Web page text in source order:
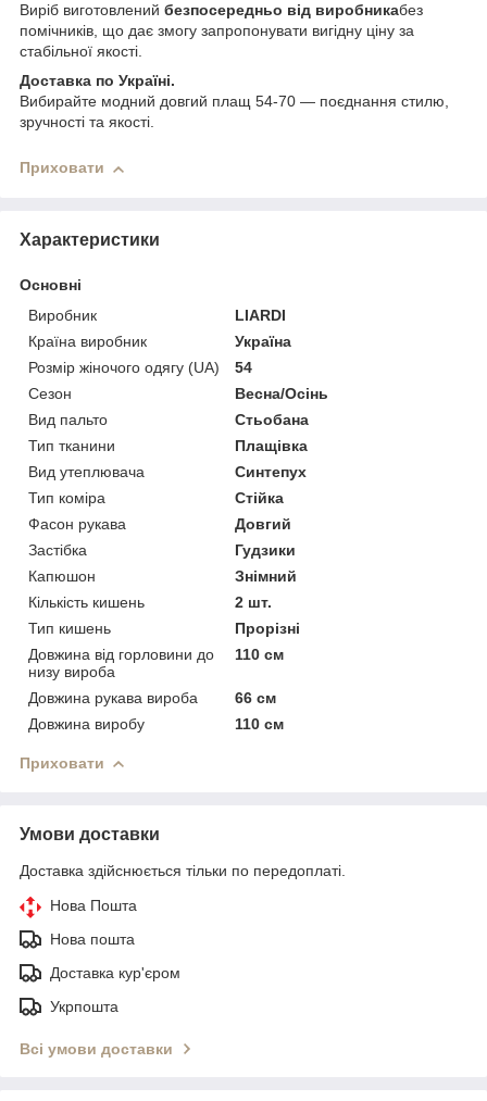
Виріб виготовлений безпосередньо від виробникабез
помічників, що дає змогу запропонувати вигідну ціну за
стабільної якості.
Доставка по Україні.
Вибирайте модний довгий плащ 54-70 — поєднання стилю,
зручності та якості.
Приховати
Характеристики
Основні
Виробник
LIARDI
Країна виробник
Україна
Розмір жіночого одягу (UA)
54
Сезон
Весна/Осінь
Вид пальто
Стьобана
Тип тканини
Плащівка
Вид утеплювача
Синтепух
Тип коміра
Стійка
Фасон рукава
Довгий
Застібка
Гудзики
Капюшон
Знімний
Кількість кишень
2 шт.
Тип кишень
Прорізні
Довжина від горловини до
низу вироба
110 см
Довжина рукава вироба
66 см
Довжина виробу
110 см
Приховати
Умови доставки
Доставка здійснюється тільки по передоплаті.
Нова Пошта
Нова пошта
Доставка кур'єром
Укрпошта
Всі умови доставки